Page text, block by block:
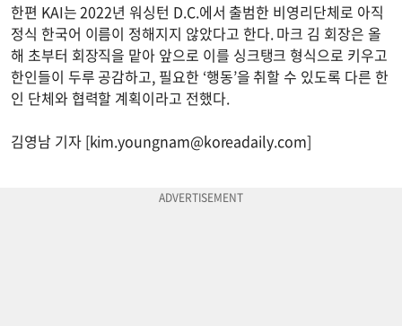
한편 KAI는 2022년 워싱턴 D.C.에서 출범한 비영리단체로 아직
정식 한국어 이름이 정해지지 않았다고 한다. 마크 김 회장은 올
해 초부터 회장직을 맡아 앞으로 이를 싱크탱크 형식으로 키우고
한인들이 두루 공감하고, 필요한 ‘행동’을 취할 수 있도록 다른 한
인 단체와 협력할 계획이라고 전했다.
김영남 기자 [kim.youngnam@koreadaily.com]